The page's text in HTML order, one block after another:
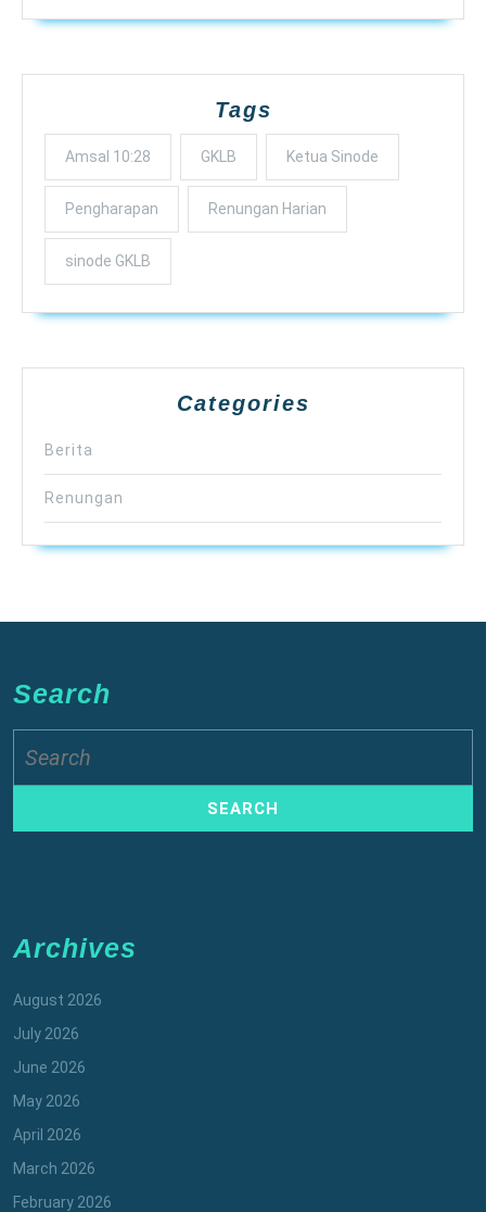
Tags
Amsal 10:28 GKLB Ketua Sinode
Pengharapan Renungan Harian
sinode GKLB
Categories
Berita
Renungan
Search
for:
Archives
August 2026
July 2026
June 2026
May 2026
April 2026
March 2026
February 2026